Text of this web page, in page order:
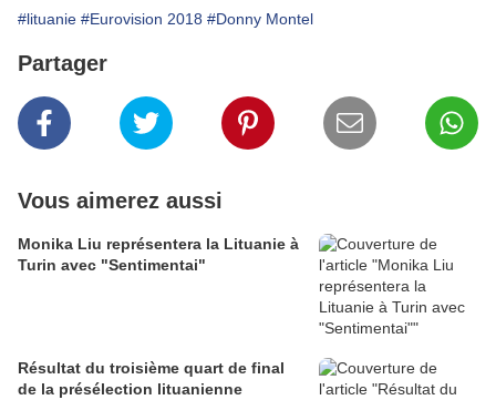
#lituanie #Eurovision 2018 #Donny Montel
Partager
Vous aimerez aussi
Monika Liu représentera la Lituanie à
Turin avec "Sentimentai"
Résultat du troisième quart de final
de la présélection lituanienne